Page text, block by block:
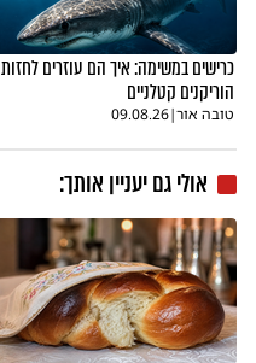
כרישים במשימה: איך הם עוזרים לחזות
הוריקנים קטלניים
טובה אור|
09.08.26
אולי גם יעניין אותך: